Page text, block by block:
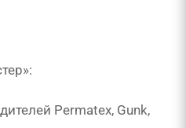
Permatex, Gunk,